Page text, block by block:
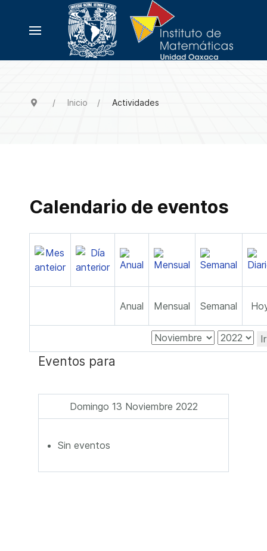
Inicio Actividades
Calendario de eventos
Anual Mensual Semanal
Eventos para
Domingo 13 Noviembre 2022
Sin eventos